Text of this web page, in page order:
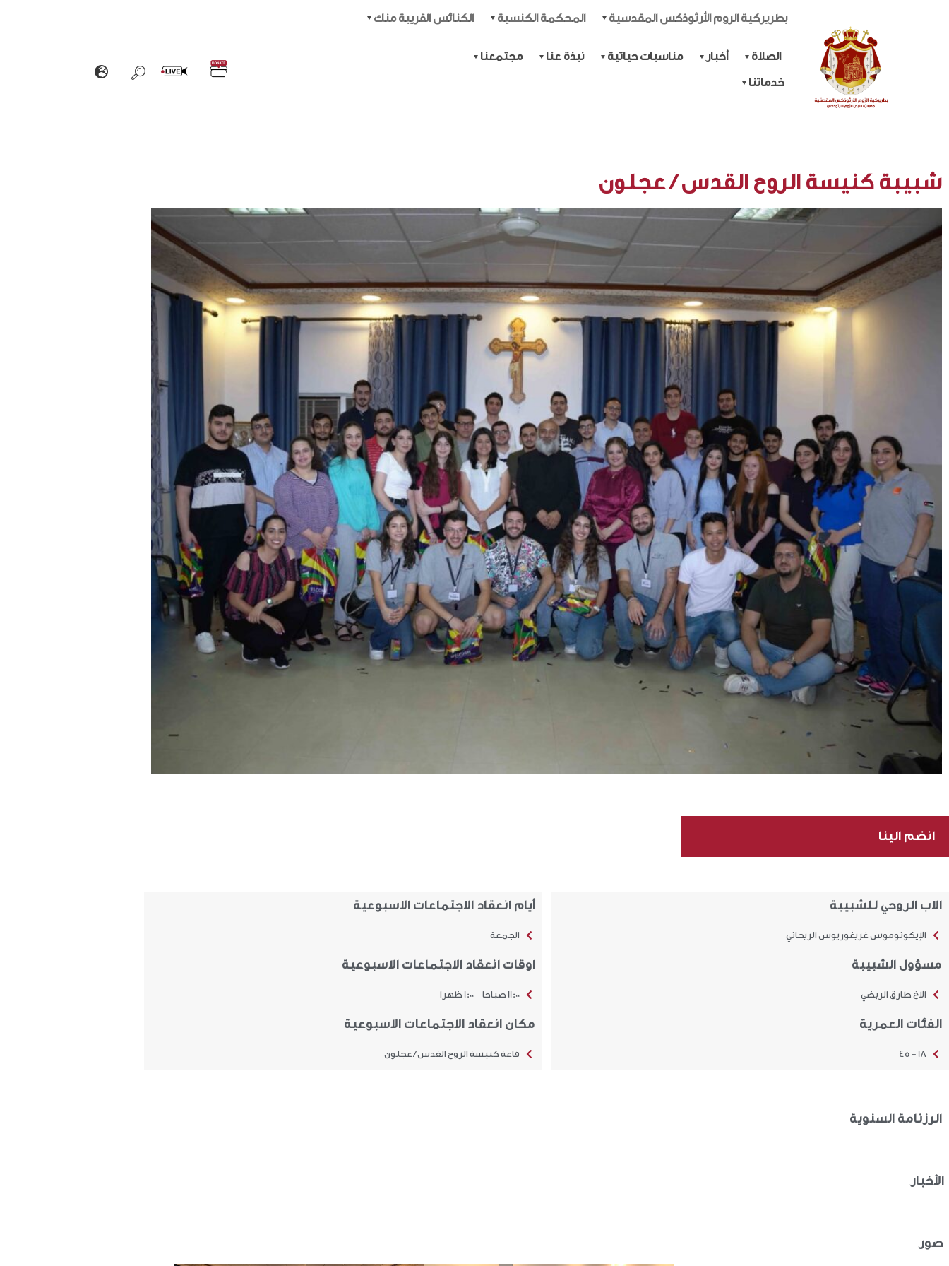
بطريركية الروم الأرثوذكس المقدسية المحكمة الكنسية الكنائس القريبة منك
الصلاة أخبار مناسبات حياتية نبذة عنا مجتمعنا
خدماتنا
شبيبة كنيسة الروح القدس / عجلون
انضم الينا
الاب الروحي للشبيبة
الإيكونوموس غريغوريوس الريحاني
مسؤول الشبيبة
الاخ طارق الربضي
الفئات العمرية
18 - 45
أيام انعقاد الاجتماعات الاسبوعية
الجمعة
اوقات انعقاد الاجتماعات الاسبوعية
11:00 صباحا – 1:00 ظهرا
مكان انعقاد الاجتماعات الاسبوعية
قاعة كنيسة الروح القدس / عجلون
الرزنامة السنوية
الأخبار
صور